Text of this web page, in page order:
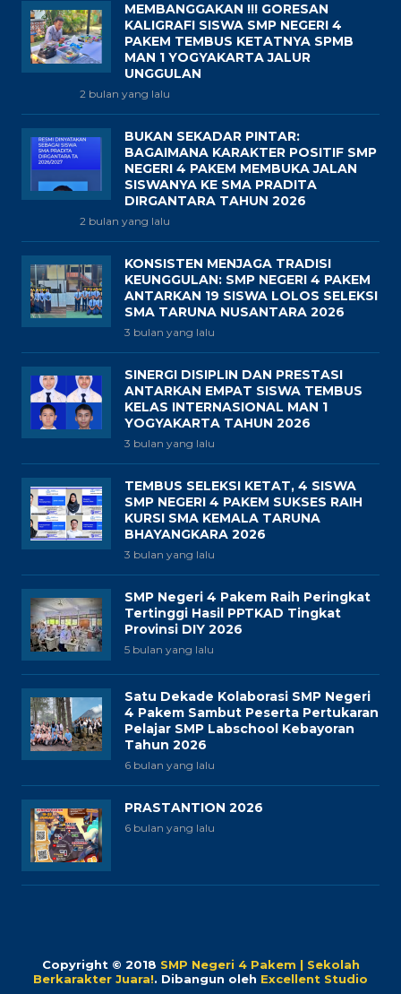
MEMBANGGAKAN !!! GORESAN
KALIGRAFI SISWA SMP NEGERI 4
PAKEM TEMBUS KETATNYA SPMB
MAN 1 YOGYAKARTA JALUR
UNGGULAN
2 bulan yang lalu
BUKAN SEKADAR PINTAR:
BAGAIMANA KARAKTER POSITIF SMP
NEGERI 4 PAKEM MEMBUKA JALAN
SISWANYA KE SMA PRADITA
DIRGANTARA TAHUN 2026
2 bulan yang lalu
KONSISTEN MENJAGA TRADISI
KEUNGGULAN: SMP NEGERI 4 PAKEM
ANTARKAN 19 SISWA LOLOS SELEKSI
SMA TARUNA NUSANTARA 2026
3 bulan yang lalu
SINERGI DISIPLIN DAN PRESTASI
ANTARKAN EMPAT SISWA TEMBUS
KELAS INTERNASIONAL MAN 1
YOGYAKARTA TAHUN 2026
3 bulan yang lalu
TEMBUS SELEKSI KETAT, 4 SISWA
SMP NEGERI 4 PAKEM SUKSES RAIH
KURSI SMA KEMALA TARUNA
BHAYANGKARA 2026
3 bulan yang lalu
SMP Negeri 4 Pakem Raih Peringkat
Tertinggi Hasil PPTKAD Tingkat
Provinsi DIY 2026
5 bulan yang lalu
Satu Dekade Kolaborasi SMP Negeri
4 Pakem Sambut Peserta Pertukaran
Pelajar SMP Labschool Kebayoran
Tahun 2026
6 bulan yang lalu
PRASTANTION 2026
6 bulan yang lalu
Copyright © 2018 SMP Negeri 4 Pakem | Sekolah
Berkarakter Juara!. Dibangun oleh Excellent Studio